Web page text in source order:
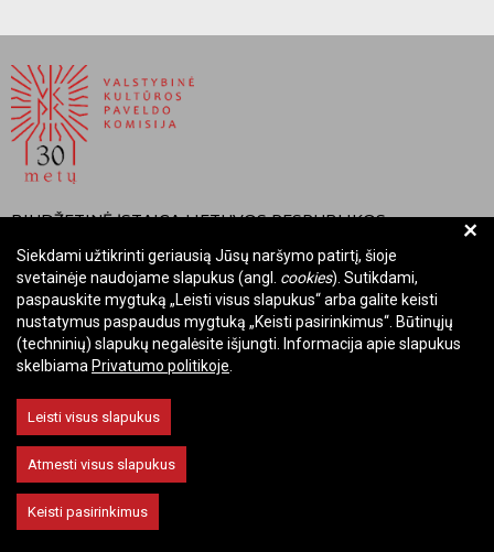
BIUDŽETINĖ ĮSTAIGA LIETUVOS RESPUBLIKOS
VALSTYBINĖ KULTŪROS PAVELDO KOMISIJA
Įmonės kodas: Juridinių asmenų registre 288700520
Adresas: Rūdninkų g. 13, 01135 Vilnius
Telefonas: +370 699 13972
El. paštas: komisija@vkpk.lt
Keisti slapukų nustatymus
+
Siekdami užtikrinti geriausią Jūsų naršymo patirtį, šioje
svetainėje naudojame slapukus (angl. cookies). Sutikdami,
paspauskite mygtuką „Leisti visus slapukus“ arba galite keisti
nustatymus paspaudus mygtuką „Keisti pasirinkimus“. Būtinųjų
(techninių) slapukų negalėsite išjungti. Informacija apie slapukus
skelbiama Privatumo politikoje
Leisti visus slapukus
Atmesti visus slapukus
Keisti pasirinkimus